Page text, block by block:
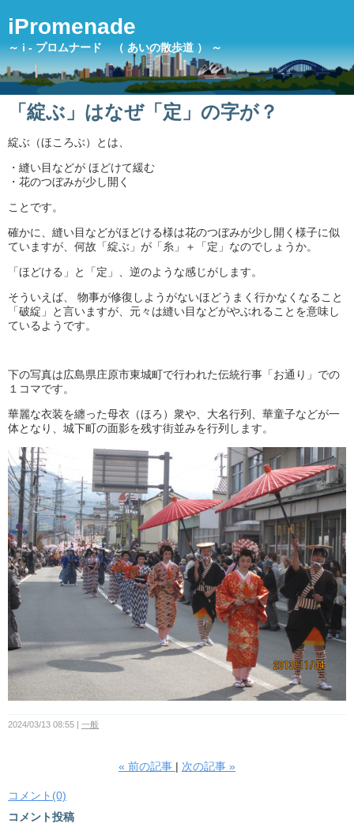
iPromenade
～ i - プロムナード （ あいの散歩道 ） ～
「綻ぶ」はなぜ「定」の字が？
綻ぶ（ほころぶ）とは、
・縫い目などが ほどけて緩む
・花のつぼみが少し開く
ことです。
確かに、縫い目などがほどける様は花のつぼみが少し開く様子に似
ていますが、何故「綻ぶ」が「糸」＋「定」なのでしょうか。
「ほどける」と「定」、逆のような感じがします。
そういえば、 物事が修復しようがないほどうまく行かなくなること
「破綻」と言いますが、元々は縫い目などがやぶれることを意味し
ているようです。
下の写真は広島県庄原市東城町で行われた伝統行事「お通り」での
１コマです。
華麗な衣装を纏った母衣（ほろ）衆や、大名行列、華童子などが一
体となり、城下町の面影を残す街並みを行列します。
2024/03/13 08:55 一般
« 前の記事 次の記事 »
コメント(0)
コメント投稿